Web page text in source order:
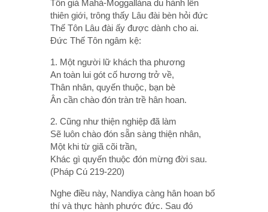
Tôn giả Mahà-Moggallàna du hành lên
thiên giới, trông thấy Lâu đài bèn hỏi đức
Thế Tôn Lâu đài ấy được dành cho ai.
Ðức Thế Tôn ngâm kệ:
1. Một người lữ khách tha phương
An toàn lui gót cố hương trở về,
Thân nhân, quyến thuộc, bạn bè
Ân cần chào đón tràn trề hân hoan.
2. Cũng như thiện nghiệp đã làm
Sẽ luôn chào đón sẵn sàng thiện nhân,
Một khi từ giã cõi trần,
Khác gì quyến thuộc đón mừng đời sau.
(Pháp Cú 219-220)
Nghe điều này, Nandiya càng hân hoan bố
thí và thực hành phước đức. Sau đó